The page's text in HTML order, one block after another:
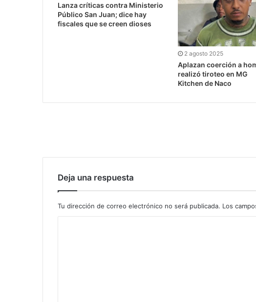
Lanza críticas contra Ministerio
Público San Juan; dice hay
fiscales que se creen dioses
2 agosto 2025
Aplazan coerción a
realizó tiroteo en MG
Kitchen de Naco
Deja una respuesta
Tu dirección de correo electrónico no será publicada. Los